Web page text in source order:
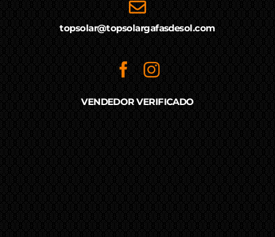
topsolar@topsolargafasdesol.com
VENDEDOR VERIFICADO